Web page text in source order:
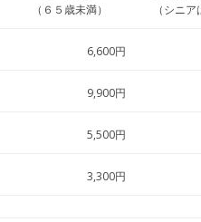
（６５歳未満）
（シニ
6,600円
9,900円
5,500円
3,300円